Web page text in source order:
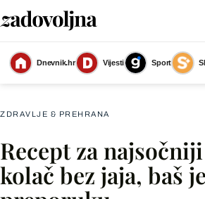
Dnevnik.hr Vijesti Sport
Čokoladni kolač blogerice Jelene
ZDRAVLJE & PREHRANA
Recept za
kolač bez jaja, baš
Facebook